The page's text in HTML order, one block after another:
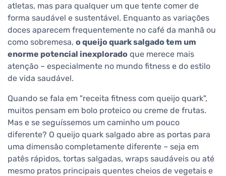
atletas, mas para qualquer um que tente comer de
forma saudável e sustentável. Enquanto as variações
doces aparecem frequentemente no café da manhã ou
como sobremesa, o queijo quark salgado tem um
enorme potencial inexplorado que merece mais
atenção – especialmente no mundo fitness e do estilo
de vida saudável.
Quando se fala em "receita fitness com queijo quark",
muitos pensam em bolo proteico ou creme de frutas.
Mas e se seguíssemos um caminho um pouco
diferente? O queijo quark salgado abre as portas para
uma dimensão completamente diferente – seja em
patês rápidos, tortas salgadas, wraps saudáveis ou até
mesmo pratos principais quentes cheios de vegetais e